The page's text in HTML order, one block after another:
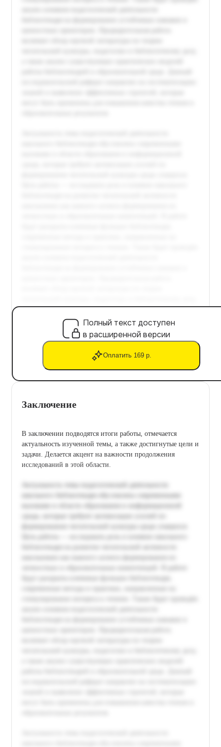
Полный текст доступен
в расширенной версии
Оплатить 169 р.
Заключение
В заключении подводятся итоги работы, отмечается
актуальность изученной темы, а также достигнутые цели и
задачи. Делается акцент на важности продолжения
исследований в этой области.